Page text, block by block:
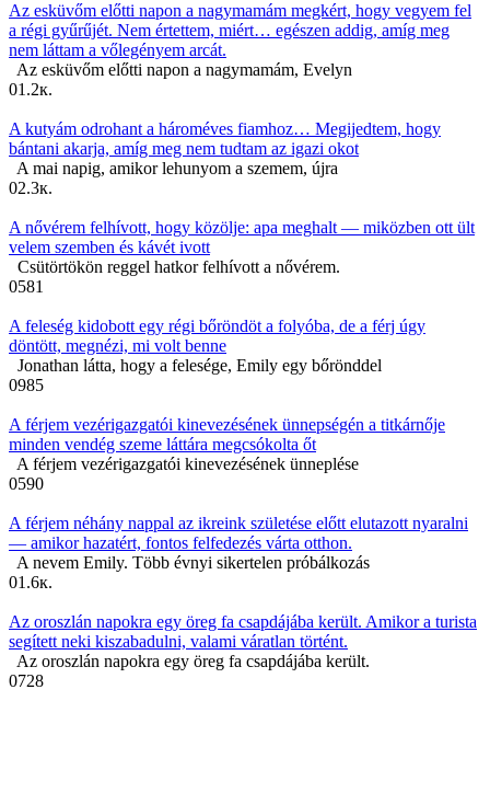
Az esküvőm előtti napon a nagymamám megkért, hogy vegyem fel
a régi gyűrűjét. Nem értettem, miért… egészen addig, amíg meg
nem láttam a vőlegényem arcát.
Az esküvőm előtti napon a nagymamám, Evelyn
01.2к.
A kutyám odrohant a hároméves fiamhoz… Megijedtem, hogy
bántani akarja, amíg meg nem tudtam az igazi okot
A mai napig, amikor lehunyom a szemem, újra
02.3к.
A nővérem felhívott, hogy közölje: apa meghalt — miközben ott ült
velem szemben és kávét ivott
Csütörtökön reggel hatkor felhívott a nővérem.
0581
A feleség kidobott egy régi bőröndöt a folyóba, de a férj úgy
döntött, megnézi, mi volt benne
Jonathan látta, hogy a felesége, Emily egy bőrönddel
0985
A férjem vezérigazgatói kinevezésének ünnepségén a titkárnője
minden vendég szeme láttára megcsókolta őt
A férjem vezérigazgatói kinevezésének ünneplése
0590
A férjem néhány nappal az ikreink születése előtt elutazott nyaralni
— amikor hazatért, fontos felfedezés várta otthon.
A nevem Emily. Több évnyi sikertelen próbálkozás
01.6к.
Az oroszlán napokra egy öreg fa csapdájába került. Amikor a turista
segített neki kiszabadulni, valami váratlan történt.
Az oroszlán napokra egy öreg fa csapdájába került.
0728